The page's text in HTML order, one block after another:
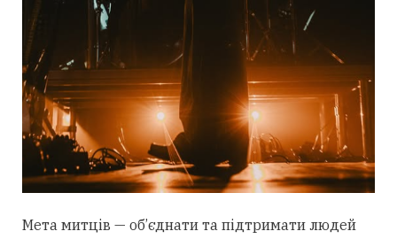
Мета митців — об’єднати та підтримати людей